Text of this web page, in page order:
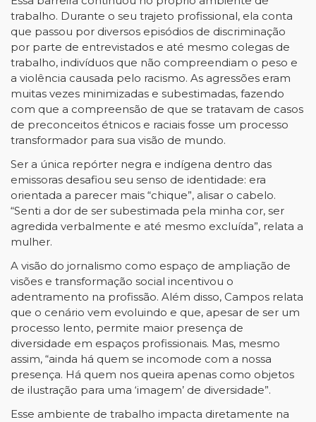
trabalho. Durante o seu trajeto profissional, ela conta
que passou por diversos episódios de discriminação
por parte de entrevistados e até mesmo colegas de
trabalho, indivíduos que não compreendiam o peso e
a violência causada pelo racismo. As agressões eram
muitas vezes minimizadas e subestimadas, fazendo
com que a compreensão de que se tratavam de casos
de preconceitos étnicos e raciais fosse um processo
transformador para sua visão de mundo.
Ser a única repórter negra e indígena dentro das
emissoras desafiou seu senso de identidade: era
orientada a parecer mais “chique”, alisar o cabelo.
“Senti a dor de ser subestimada pela minha cor, ser
agredida verbalmente e até mesmo excluída”, relata a
mulher.
A visão do jornalismo como espaço de ampliação de
visões e transformação social incentivou o
adentramento na profissão. Além disso, Campos relata
que o cenário vem evoluindo e que, apesar de ser um
processo lento, permite maior presença de
diversidade em espaços profissionais. Mas, mesmo
assim, “ainda há quem se incomode com a nossa
presença. Há quem nos queira apenas como objetos
de ilustração para uma ‘imagem’ de diversidade”.
Esse ambiente de trabalho impacta diretamente na